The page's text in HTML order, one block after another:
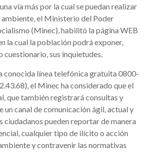
vía más por la cual se puedan realizar
ambiente, el Ministerio del Poder
(Minec), habilitó la página WEB
la cual la población podrá exponer,
cuestionario, sus inquietudes.
conocida línea telefónica gratuita 0800-
el Minec ha considerado que el
que también registrará consultas y
canal de comunicación ágil, actual y
ciudadanos pueden reportar de manera
cualquier tipo de ilícito o acción
y contravenir las normativas